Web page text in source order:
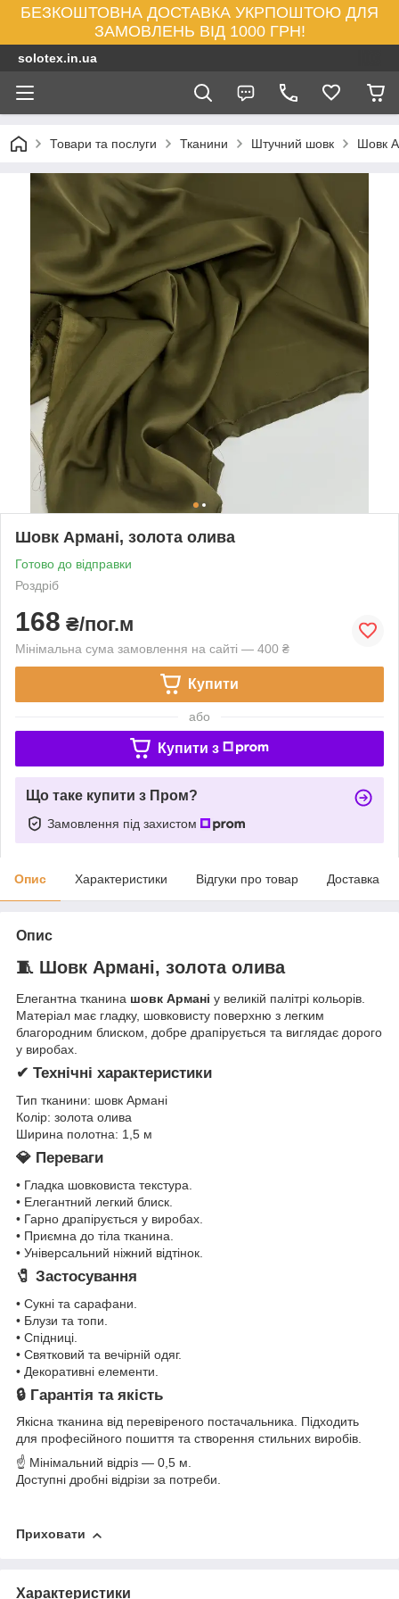
БЕЗКОШТОВНА ДОСТАВКА УКРПОШТОЮ ДЛЯ
ЗАМОВЛЕНЬ ВІД 1000 ГРН!
solotex.in.ua
Товари та послуги Тканини Штучний шовк Шовк
Шовк Армані, золота олива
Готово до відправки
Роздріб
168 ₴/пог.м
Мінімальна сума замовлення на сайті — 400 ₴
Купити
або
Купити з
Що таке купити з Пром?
Замовлення під захистом
Опис Характеристики Відгуки про товар Доставка
Опис
🧵 Шовк Армані, золота олива
Елегантна тканина шовк Армані у великій палітрі кольорів.
Матеріал має гладку, шовковисту поверхню з легким
благородним блиском, добре драпірується та виглядає дорого
у виробах.
✔ Технічні характеристики
Тип тканини: шовк Армані
Колір: золота олива
Ширина полотна: 1,5 м
💎 Переваги
• Гладка шовковиста текстура.
• Елегантний легкий блиск.
• Гарно драпірується у виробах.
• Приємна до тіла тканина.
• Універсальний ніжний відтінок.
🧷 Застосування
• Сукні та сарафани.
• Блузи та топи.
• Спідниці.
• Святковий та вечірній одяг.
• Декоративні елементи.
🔒 Гарантія та якість
Якісна тканина від перевіреного постачальника. Підходить
для професійного пошиття та створення стильних виробів.
☝ Мінімальний відріз — 0,5 м.
Доступні дробні відрізи за потреби.
Приховати
Характеристики